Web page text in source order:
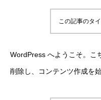
この記事のタ
WordPress へようこそ。こ
削除し、コンテンツ作成を